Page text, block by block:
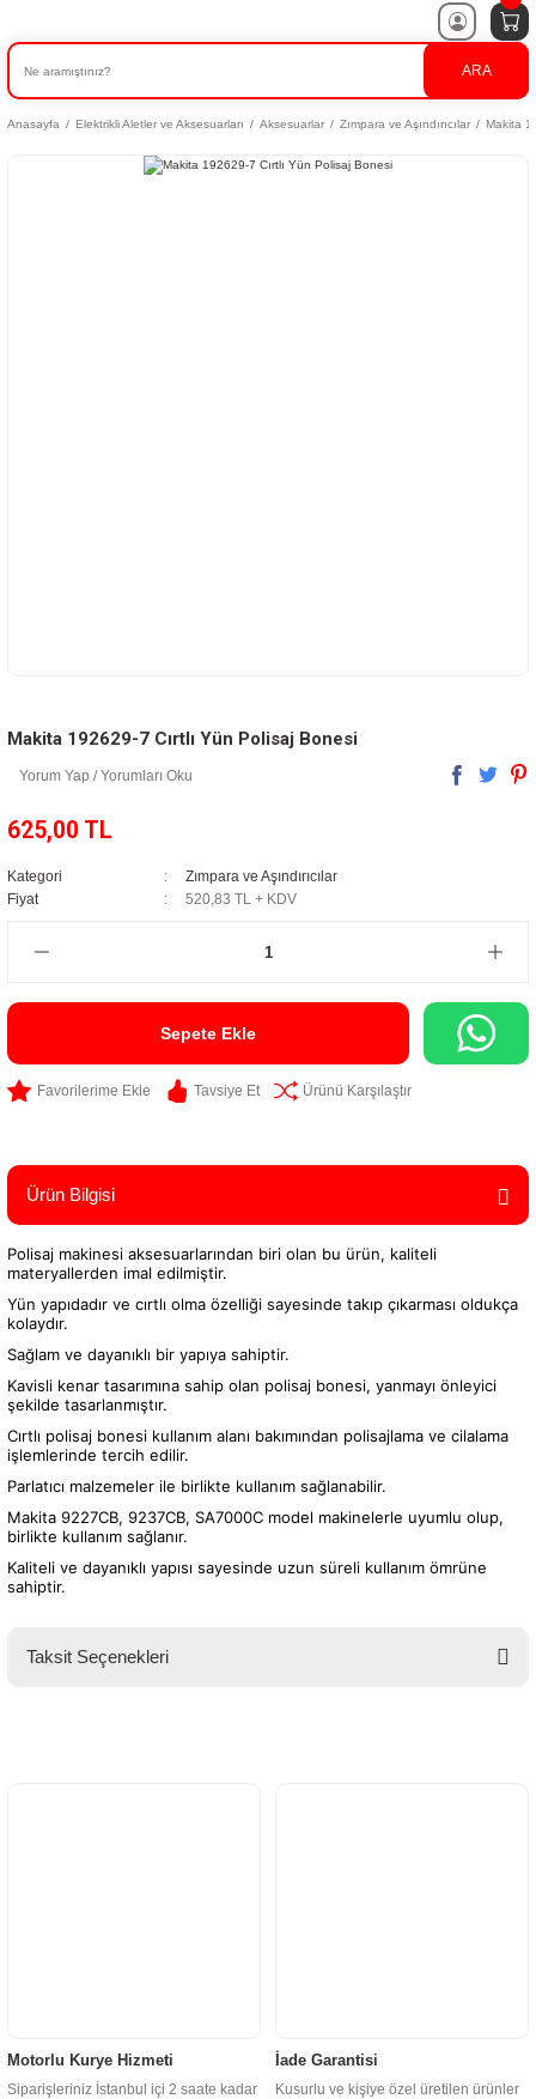
ARA
Anasayfa Elektrikli Aletler ve Aksesuarları Aksesuarlar Zımpara ve Aşındırıcılar Makita
Makita 192629-7 Cırtlı Yün Polisaj Bonesi
Yorum Yap / Yorumları Oku
625,00 TL
Kategori
Zımpara ve Aşındırıcılar
Fiyat
520,83 TL + KDV
Sepete Ekle
Tavsiye Et Ürünü Karşılaştır
Ürün Bilgisi
Polisaj makinesi aksesuarlarından biri olan bu ürün, kaliteli
materyallerden imal edilmiştir.
Yün yapıdadır ve cırtlı olma özelliği sayesinde takıp çıkarması oldukça
kolaydır.
Sağlam ve dayanıklı bir yapıya sahiptir.
Kavisli kenar tasarımına sahip olan polisaj bonesi, yanmayı önleyici
şekilde tasarlanmıştır.
Cırtlı polisaj bonesi kullanım alanı bakımından polisajlama ve cilalama
işlemlerinde tercih edilir.
Parlatıcı malzemeler ile birlikte kullanım sağlanabilir.
Makita 9227CB, 9237CB, SA7000C model makinelerle uyumlu olup,
birlikte kullanım sağlanır.
Kaliteli ve dayanıklı yapısı sayesinde uzun süreli kullanım ömrüne
sahiptir.
Taksit Seçenekleri
Motorlu Kurye Hizmeti
Siparişleriniz İstanbul içi 2 saate kadar
İade Garantisi
Kusurlu ve kişiye özel üretilen ürünler